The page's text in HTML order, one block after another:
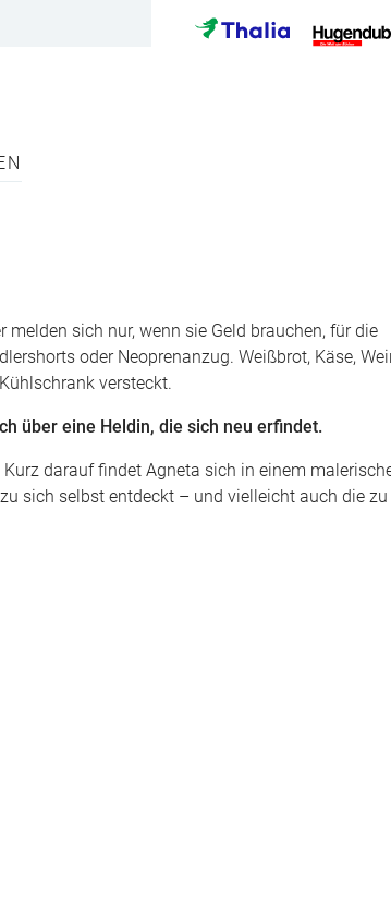
sich nur, wenn sie Geld brauchen, für die
oder Neoprenanzug. Weißbrot, Käse,
versteckt.
über eine Heldin, die sich neu erfindet.
darauf findet Agneta sich in einem
sich selbst entdeckt – und vielleicht auch die zu